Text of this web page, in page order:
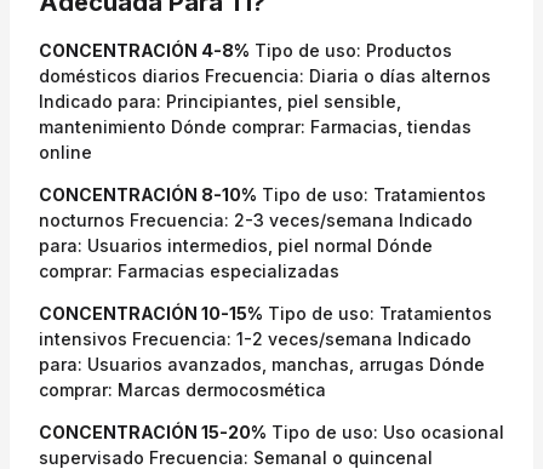
CONCENTRACIÓN 4-8% Tipo de uso: Productos
domésticos diarios Frecuencia: Diaria o días alternos
Indicado para: Principiantes, piel sensible,
mantenimiento Dónde comprar: Farmacias, tiendas
online
CONCENTRACIÓN 8-10% Tipo de uso: Tratamientos
nocturnos Frecuencia: 2-3 veces/semana Indicado
para: Usuarios intermedios, piel normal Dónde
comprar: Farmacias especializadas
CONCENTRACIÓN 10-15% Tipo de uso: Tratamientos
intensivos Frecuencia: 1-2 veces/semana Indicado
para: Usuarios avanzados, manchas, arrugas Dónde
comprar: Marcas dermocosmética
CONCENTRACIÓN 15-20% Tipo de uso: Uso ocasional
supervisado Frecuencia: Semanal o quincenal